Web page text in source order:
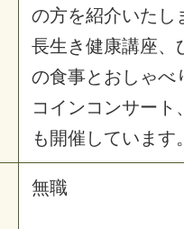
の方を紹介いたし
長生き健康講座、
の食事とおしゃべ
コインコンサート
も開催しています。
無職